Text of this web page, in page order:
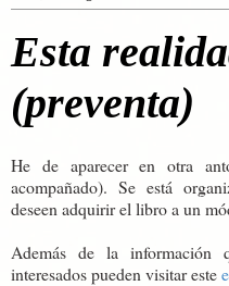
Esta
(preventa)
He de aparecer en otra
acompañado). Se está
deseen adquirir el libro a un
Además de la información
interesados pueden visitar este